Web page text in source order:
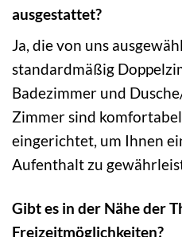
ausgestattet?
Ja, die von uns
standardmäßig
Badezimmer und
Zimmer sind
eingerichtet, um Ihnen
Aufenthalt zu
Gibt es in der Nähe der
Freizeitmöglichkeiten?